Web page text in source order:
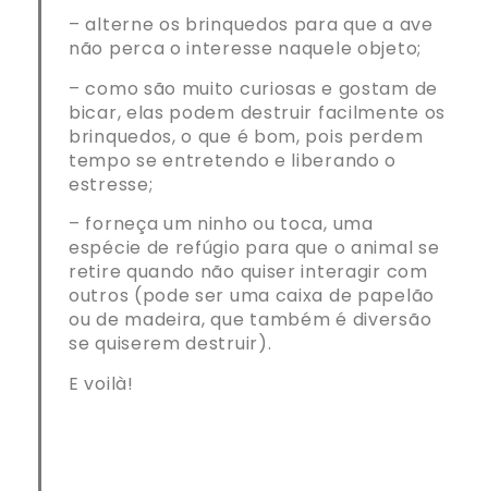
– alterne os brinquedos para que a ave
não perca o interesse naquele objeto;
– como são muito curiosas e gostam de
bicar, elas podem destruir facilmente os
brinquedos, o que é bom, pois perdem
tempo se entretendo e liberando o
estresse;
– forneça um ninho ou toca, uma
espécie de refúgio para que o animal se
retire quando não quiser interagir com
outros (pode ser uma caixa de papelão
ou de madeira, que também é diversão
se quiserem destruir).
E voilà!